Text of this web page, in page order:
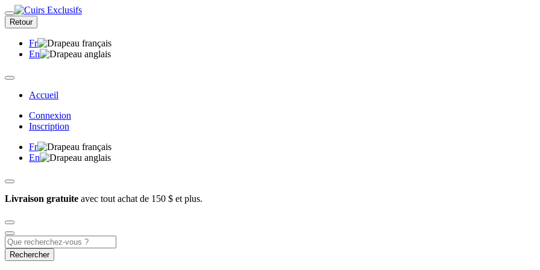
Retour
Fr
En
Accueil
Connexion
Inscription
Fr
En
Livraison gratuite avec tout achat de 150 $ et plus.
Rechercher